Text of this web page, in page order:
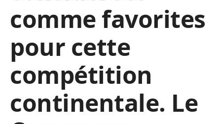
comme favorites
pour cette
compétition
continentale. Le